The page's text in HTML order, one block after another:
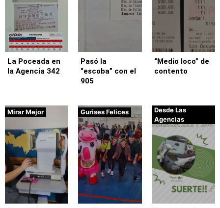
La Poceada en
la Agencia 342
Pasó la
“escoba” con el
905
“Medio loco” de
contento
Mirar Mejor Gurises Felices
Desde Las
Agencias